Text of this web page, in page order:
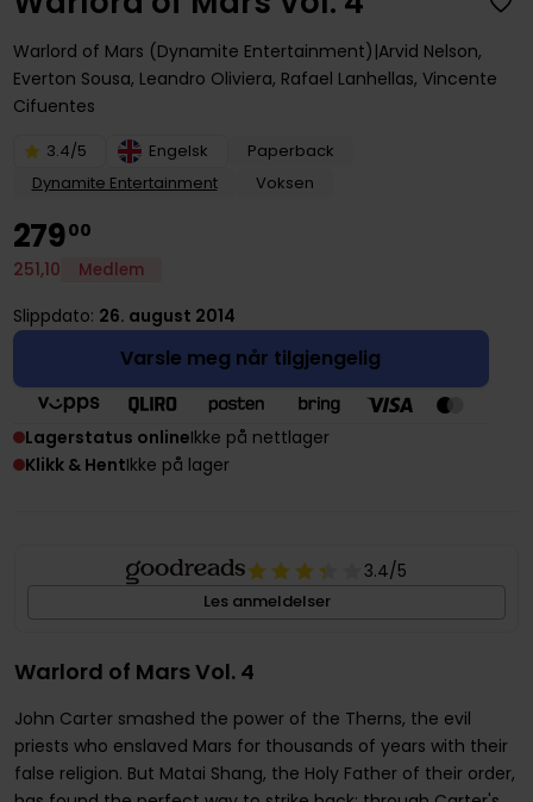
Warlord of Mars (Dynamite Entertainment) Arvid Nelson,
Everton Sousa, Leandro Oliviera, Rafael Lanhellas, Vincente
Cifuentes
3.4/5 Engelsk
Paperback
Dynamite Entertainment
Voksen
27900
251,10 Medlem
Slippdato: 26. august 2014
Varsle meg når tilgjengelig
Lagerstatus onlineIkke på nettlager
Klikk & HentIkke på lager
3.4/5
Les anmeldelser
Warlord of Mars Vol. 4
John Carter smashed the power of the Therns, the evil
priests who enslaved Mars for thousands of years with their
false religion. But Matai Shang, the Holy Father of their order,